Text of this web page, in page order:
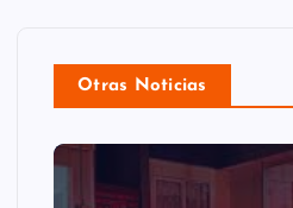
Otras Noticias